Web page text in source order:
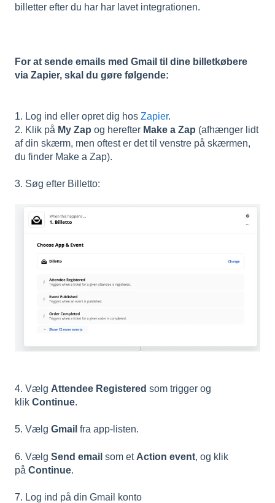
billetter efter du har har lavet integrationen.
For at sende emails med Gmail til dine billetkøbere
via Zapier, skal du gøre følgende:
1. Log ind eller opret dig hos Zapier.
2. Klik på My Zap og herefter Make a Zap (afhænger lidt
af din skærm, men oftest er det til venstre på skærmen,
du finder Make a Zap).
3. Søg efter Billetto:
4. Vælg Attendee Registered som trigger og
klik Continue.
5. Vælg Gmail fra app-listen.
6. Vælg Send email som et Action event, og klik
på Continue.
7. Log ind på din Gmail konto